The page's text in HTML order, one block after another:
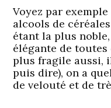
Voyez par
alcools de
étant la plus
élégante de
plus fragile aussi,
puis dire), on a
de velouté et de